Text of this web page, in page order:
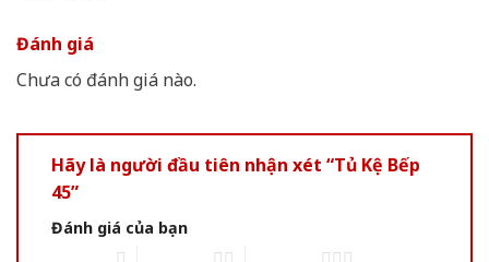
Đánh giá
Chưa có đánh giá nào.
Hãy là người đầu tiên nhận xét “Tủ Kệ Bếp
45”
Đánh giá của bạn